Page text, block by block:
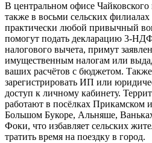
В центральном офисе Чайковского
также в восьми сельских
практически любой привычный
помогут подать декларацию 3-
налогового вычета, примут
имущественным налогам или
ваших расчётов с бюджетом.
зарегистрировать ИП или
доступ к личному кабинету.
работают в посёлках Прикамском
Большом Букоре, Альняше,
Фоки, что избавляет сельских
тратить время на поездку в город.